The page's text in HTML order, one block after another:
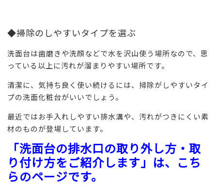
◆掃除のしやすいタイプを選ぶ
洗面台は歯磨きや洗顔などで水を沢山使う場所なので、思
っている以上に汚れが溜まりやすい場所です。
清潔に、気持ち良く使い続けるには、掃除がしやすいタイ
プの洗面化粧台がいいでしょう。
最近ではお手入れしやすい排水溝や、汚れがつきにくい素
材のものが登場しています。
「洗面台の排水口の取り外し方・取
り付け方をご紹介します」は、こち
らのページです。